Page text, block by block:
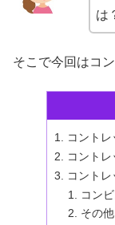
は
そこで今回はコ
コント
コント
コント
コン
その他